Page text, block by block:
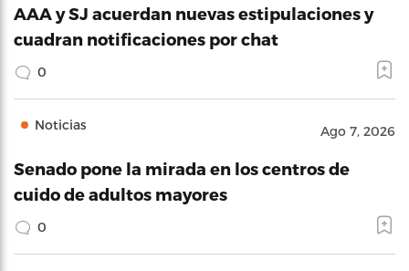
AAA y SJ acuerdan nuevas estipulaciones y
cuadran notificaciones por chat
0
Noticias Ago 7, 2026
Senado pone la mirada en los centros de
cuido de adultos mayores
0